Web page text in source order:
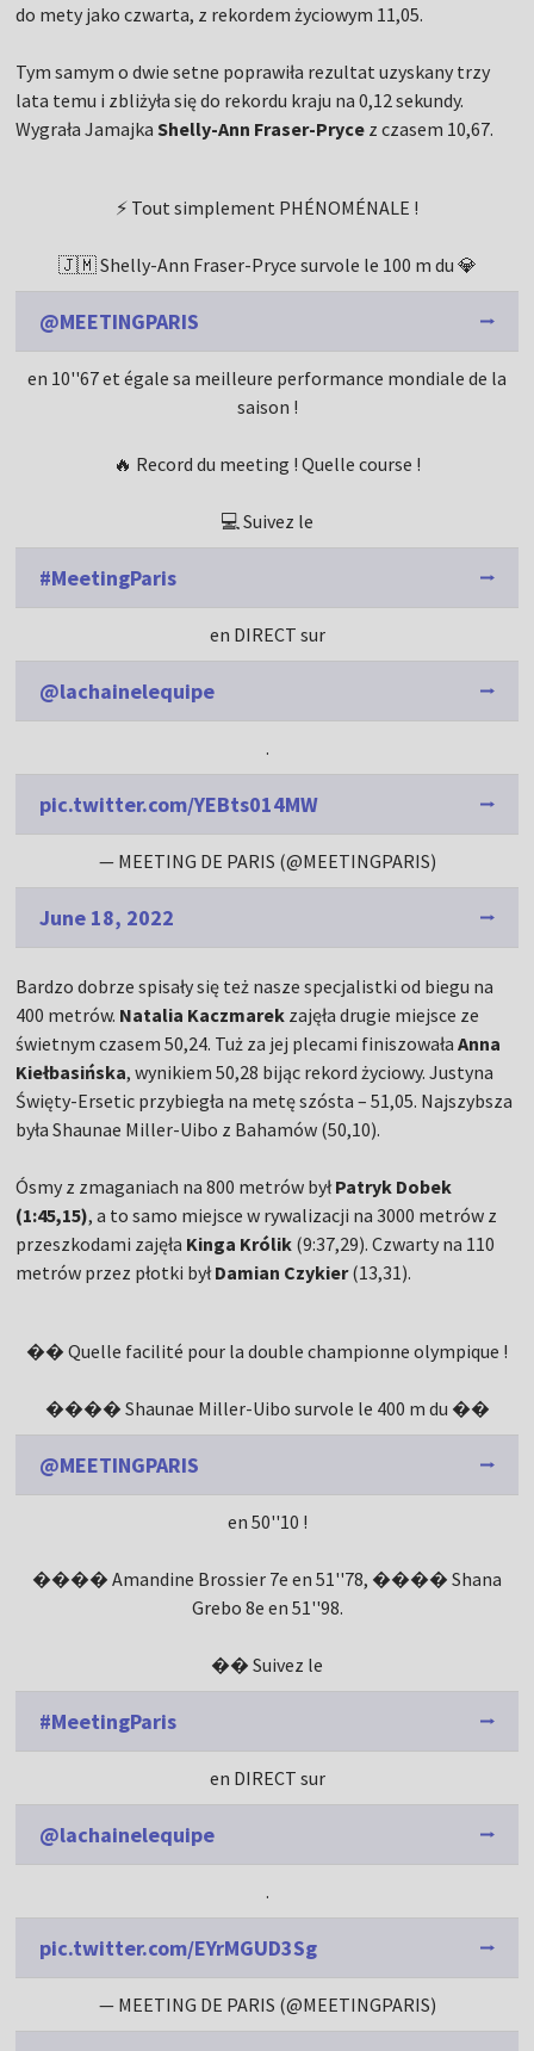
do mety jako czwarta, z rekordem życiowym 11,05.
Tym samym o dwie setne poprawiła rezultat uzyskany trzy
lata temu i zbliżyła się do rekordu kraju na 0,12 sekundy.
Wygrała JamajkaShelly-Ann Fraser-Pryce z czasem 10,67.
⚡ Tout simplement PHÉNOMÉNALE !
🇯🇲 Shelly-Ann Fraser-Pryce survole le 100 m du 💎
@MEETINGPARIS
en 10''67 et égale sa meilleure performance mondiale de la
saison !
🔥 Record du meeting ! Quelle course !
💻 Suivez le
#MeetingParis
en DIRECT sur
@lachainelequipe
.
pic.twitter.com/YEBts014MW
— MEETING DE PARIS (@MEETINGPARIS)
June 18, 2022
Bardzo dobrze spisały się też nasze specjalistki od biegu na
400 metrów. Natalia Kaczmarek zajęła drugie miejsce ze
świetnym czasem 50,24. Tuż za jej plecami finiszowałaAnna
Kiełbasińska, wynikiem 50,28 bijąc rekord życiowy. Justyna
Święty-Ersetic przybiegła na metę szósta – 51,05. Najszybsza
była Shaunae Miller-Uibo z Bahamów (50,10).
Ósmy z zmaganiach na 800 metrów byłPatryk Dobek
(1:45,15), a to samo miejsce w rywalizacji na 3000 metrów z
przeszkodami zajęła Kinga Królik (9:37,29). Czwarty na 110
metrów przez płotki byłDamian Czykier(13,31).
�� Quelle facilité pour la double championne olympique !
���� Shaunae Miller-Uibo survole le 400 m du ��
@MEETINGPARIS
en 50''10 !
���� Amandine Brossier 7e en 51''78, ���� Shana
Grebo 8e en 51''98.
�� Suivez le
#MeetingParis
en DIRECT sur
@lachainelequipe
.
pic.twitter.com/EYrMGUD3Sg
— MEETING DE PARIS (@MEETINGPARIS)